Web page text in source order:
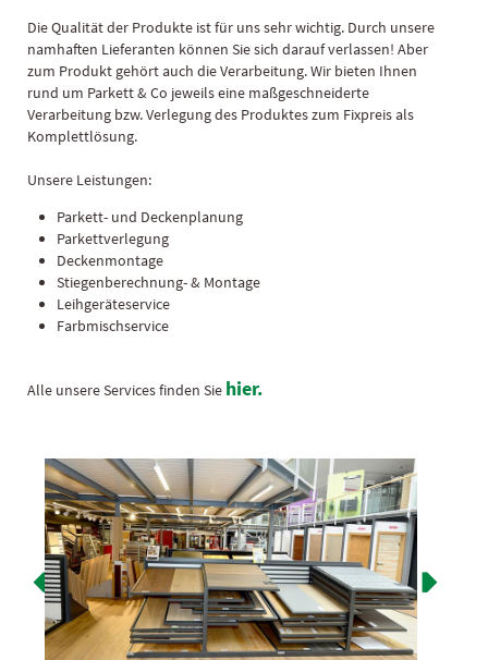
Die Qualität der Produkte ist für uns sehr wichtig. Durch unsere
namhaften Lieferanten können Sie sich darauf verlassen! Aber
zum Produkt gehört auch die Verarbeitung. Wir bieten Ihnen
rund um Parkett & Co jeweils eine maßgeschneiderte
Verarbeitung bzw. Verlegung des Produktes zum Fixpreis als
Komplettlösung.
Unsere Leistungen:
Parkett- und Deckenplanung
Parkettverlegung
Deckenmontage
Stiegenberechnung- & Montage
Leihgeräteservice
Farbmischservice
Alle unsere Services finden Sie hier.
 